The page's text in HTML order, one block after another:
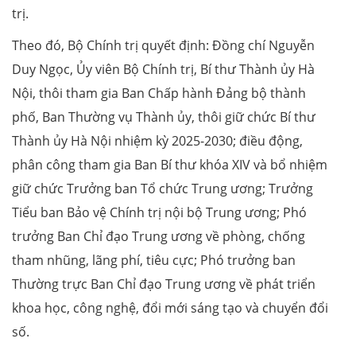
trị.
Theo đó, Bộ Chính trị quyết định: Đồng chí Nguyễn
Duy Ngọc, Ủy viên Bộ Chính trị, Bí thư Thành ủy Hà
Nội, thôi tham gia Ban Chấp hành Đảng bộ thành
phố, Ban Thường vụ Thành ủy, thôi giữ chức Bí thư
Thành ủy Hà Nội nhiệm kỳ 2025-2030; điều động,
phân công tham gia Ban Bí thư khóa XIV và bổ nhiệm
giữ chức Trưởng ban Tổ chức Trung ương; Trưởng
Tiểu ban Bảo vệ Chính trị nội bộ Trung ương; Phó
trưởng Ban Chỉ đạo Trung ương về phòng, chống
tham nhũng, lãng phí, tiêu cực; Phó trưởng ban
Thường trực Ban Chỉ đạo Trung ương về phát triển
khoa học, công nghệ, đổi mới sáng tạo và chuyển đổi
số.